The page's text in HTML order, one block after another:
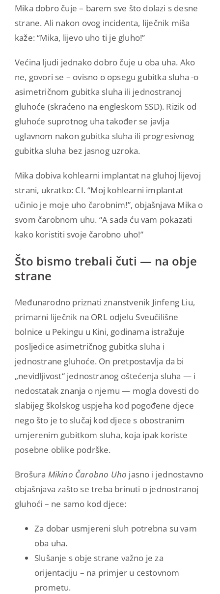
Mika dobro čuje – barem sve što dolazi s desne
strane. Ali nakon ovog incidenta, liječnik miša
kaže: “Mika, lijevo uho ti je gluho!”
Većina ljudi jednako dobro čuje u oba uha. Ako
ne, govori se – ovisno o opsegu gubitka sluha -o
asimetričnom gubitka sluha ili jednostranoj
gluhoće (skraćeno na engleskom SSD). Rizik od
gluhoće suprotnog uha također se javlja
uglavnom nakon gubitka sluha ili progresivnog
gubitka sluha bez jasnog uzroka.
Mika dobiva kohlearni implantat na gluhoj lijevoj
strani, ukratko: CI. “Moj kohlearni implantat
učinio je moje uho čarobnim!”, objašnjava Mika o
svom čarobnom uhu. “A sada ću vam pokazati
kako koristiti svoje čarobno uho!”
Što bismo trebali čuti — na obje
strane
Međunarodno priznati znanstvenik Jinfeng Liu,
primarni liječnik na ORL odjelu Sveučilišne
bolnice u Pekingu u Kini, godinama istražuje
posljedice asimetričnog gubitka sluha i
jednostrane gluhoće. On pretpostavlja da bi
„nevidljivost“ jednostranog oštećenja sluha — i
nedostatak znanja o njemu — mogla dovesti do
slabijeg školskog uspjeha kod pogođene djece
nego što je to slučaj kod djece s obostranim
umjerenim gubitkom sluha, koja ipak koriste
posebne oblike podrške.
Brošura Mikino Čarobno Uho jasno i jednostavno
objašnjava zašto se treba brinuti o jednostranoj
gluhoći – ne samo kod djece:
Za dobar usmjereni sluh potrebna su vam
oba uha.
Slušanje s obje strane važno je za
orijentaciju – na primjer u cestovnom
prometu.